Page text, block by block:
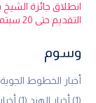
انطلاق جائزة
التقديم حتى 20 سبتمبر
وسوم
أخبار الخطوط الجوية
(1)
أخبار الهند (1)